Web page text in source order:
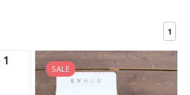
vaste Type 1-kabel?
Type 1 levert AC-stroom via een
laadstation is bevestigd. De stekker
heeft een Type 1-aansluiting. Dit is
1
SALE